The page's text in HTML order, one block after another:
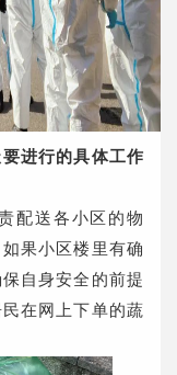
进行的具体工作
配送各小区的物
果小区楼里有确
自身安全的前提
在网上下单的蔬